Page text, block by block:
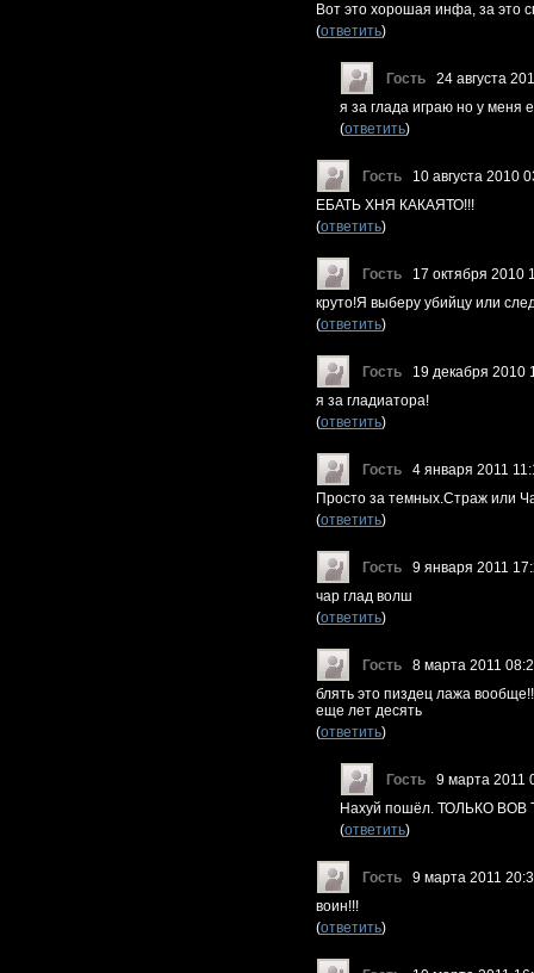
Вот это хорошая инфа, за это
(ответить)
Гость
24 августа
я за глада играю но у меня
(ответить)
Гость
10 августа 2010
ЕБАТЬ ХНЯ КАКАЯТО!!!
(ответить)
Гость
17 октября 2010
круто!Я выберу убийцу или
(ответить)
Гость
19 декабря 2010
я за гладиатора!
(ответить)
Гость
4 января 2011
Просто за темных.Страж или
(ответить)
Гость
9 января 2011
чар глад волш
(ответить)
Гость
8 марта 2011
блять это пиздец лажа
еще лет десять
(ответить)
Гость
9 марта 2011
Нахуй пошёл. ТОЛЬКО ВОВ
(ответить)
Гость
9 марта 2011
воин!!!
(ответить)